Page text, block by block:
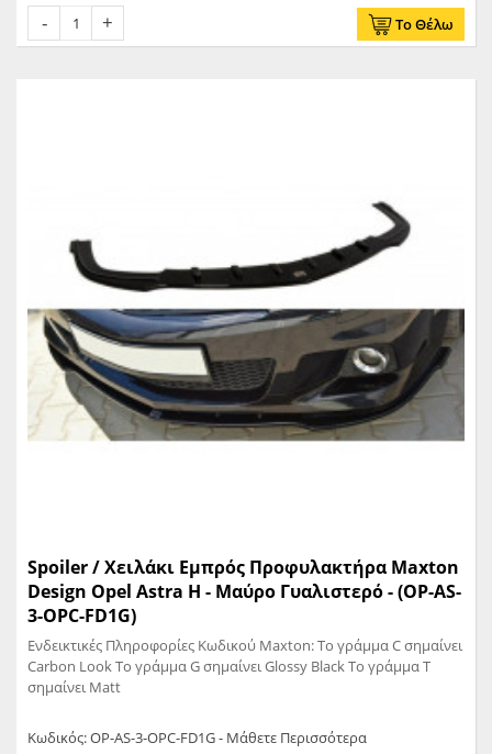
Το Θέλω
Spoiler / Χειλάκι Εμπρός Προφυλακτήρα Maxton
Design Opel Astra H - Μαύρο Γυαλιστερό - (OP-AS-
3-OPC-FD1G)
Ενδεικτικές Πληροφορίες Κωδικού Maxton: Το γράμμα C σημαίνει
Carbon Look Το γράμμα G σημαίνει Glossy Black Το γράμμα T
σημαίνει Matt
Κωδικός: OP-AS-3-OPC-FD1G - Μάθετε Περισσότερα